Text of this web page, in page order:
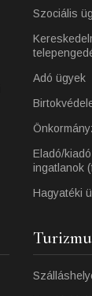
Szociális
Adó ügyek
Eladó/
ingatlanok
Hagyatéki